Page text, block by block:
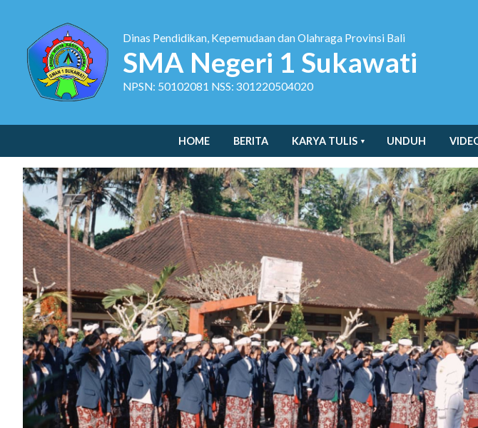
Dinas Pendidikan, Kepemudaan dan Olahraga Provinsi Bali
SMA Negeri 1 Sukawati
NPSN: 50102081 NSS: 301220504020
HOME BERITA KARYA TULIS UNDUH